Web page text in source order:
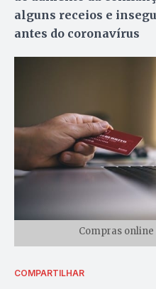
alguns receios e
antes do coronavírus
Compras online
COMPARTILHAR